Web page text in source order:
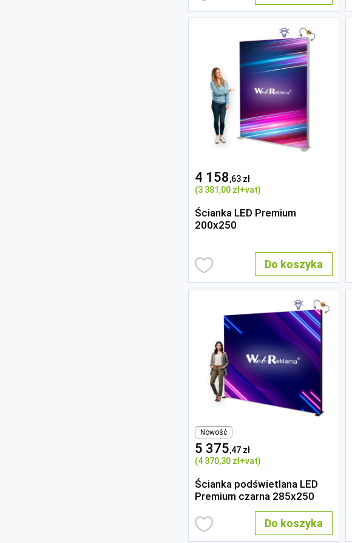
4 158,63 zł
(3 381 ,00 zł+vat)
Ścianka LED Premium
200x250
Do koszyka
Nowość
5 375,47 zł
(4 370,30 zł+vat)
Ścianka podświetlana LED
Premium czarna 285x250
Do koszyka